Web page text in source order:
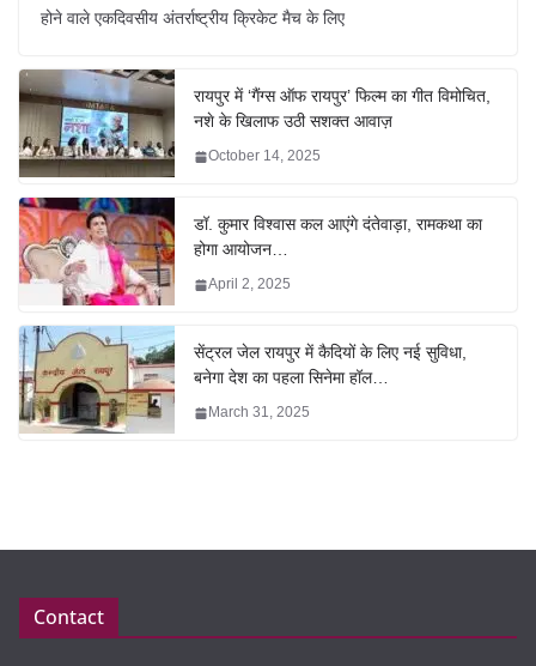
होने वाले एकदिवसीय अंतर्राष्ट्रीय क्रिकेट मैच के लिए
रायपुर में ‘गैंग्स ऑफ रायपुर’ फिल्म का गीत विमोचित,
नशे के खिलाफ उठी सशक्त आवाज़
October 14, 2025
डॉ. कुमार विश्वास कल आएंगे दंतेवाड़ा, रामकथा का
होगा आयोजन…
April 2, 2025
सेंट्रल जेल रायपुर में कैदियों के लिए नई सुविधा,
बनेगा देश का पहला सिनेमा हॉल…
March 31, 2025
Contact